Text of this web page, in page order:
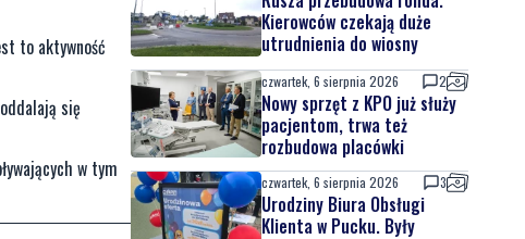
to aktywność
się
w tym
Kierowców czekają duże
utrudnienia do wiosny
czwartek, 6 sierpnia 2026 2
Nowy sprzęt z KPO już służy
pacjentom, trwa też
rozbudowa placówki
czwartek, 6 sierpnia 2026 3
Urodziny Biura Obsługi
Klienta w Pucku. Były